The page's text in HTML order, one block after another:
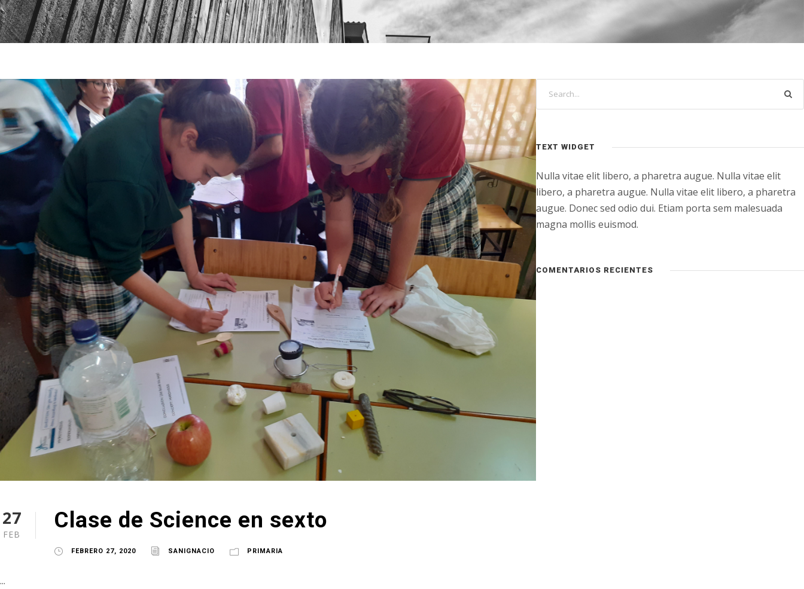
27
FEB
Clase de Science en sexto
FEBRERO 27, 2020 SANIGNACIO PRIMARIA
...
TEXT WIDGET
Nulla vitae elit libero, a pharetra augue. Nulla vitae elit
libero, a pharetra augue. Nulla vitae elit libero, a pharetra
augue. Donec sed odio dui. Etiam porta sem malesuada
magna mollis euismod.
COMENTARIOS RECIENTES